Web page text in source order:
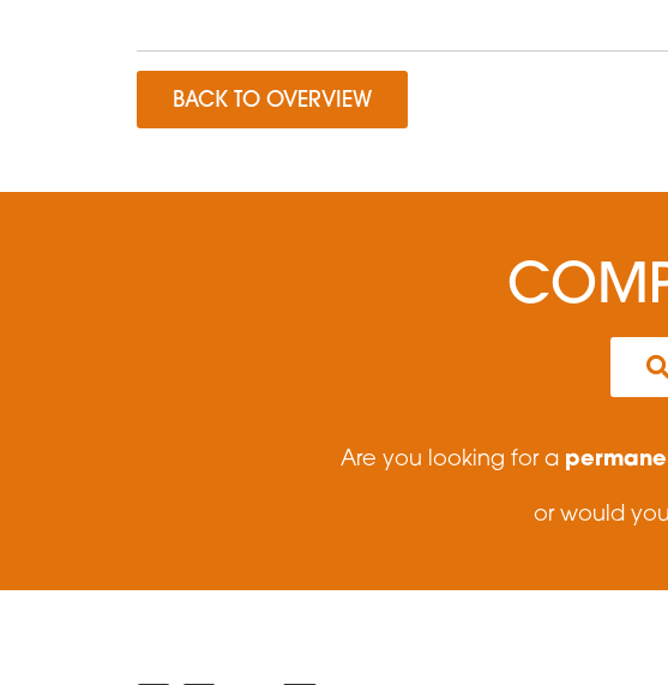
BACK TO OVERVIEW
Are you looking for a
or would